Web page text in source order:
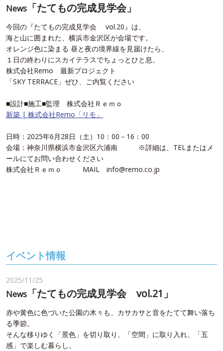
News 「たてもの完成見学会」
今回の『たてもの完成見学会 vol.20』は、
海と山に囲まれた、横浜市金沢区が会場です。
オレンジ色に染まる 昼と夜の境界線を見届けたら、
１日の終わりにスカイテラスでちょっとひと息。
株式会社Remo 最新プロジェクト
「SKY TERRACE」ぜひ、ご内覧ください
■設計■施工■監理 株式会社Ｒｅｍｏ
新築 | 株式会社Remo「リモ」
日時：2025年6月28日（土）10：00－16：00
会場：神奈川県横浜市金沢区六浦南 ※詳細は、TELまたはメ
ールにてお問い合わせください
株式会社Ｒｅｍｏ MAIL info@remo.co.jp
イベント情報
2025/11/25
News 「たてもの完成見学会 vol.21」
赤や黄色に色づいた公園の木々も、カサカサと音をたてて舞い落ち
る季節。
そんな移りゆく「景色」を切り取り、「空間」に取り入れ、「五
感」で楽しむ暮らし。